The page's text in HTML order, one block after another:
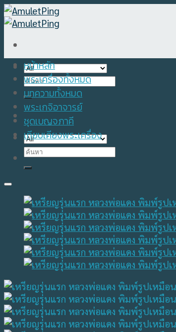
Skip
to
Search
for:
Search
หน้าหลัก
พระเครื่องทั้งหมด
บทความทั้งหมด
พระเกจิอาจารย์
ชุดเบญจภาคี
เทียบเคียงพระเครื่อง